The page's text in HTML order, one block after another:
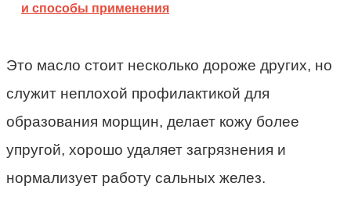
и способы применения
Это масло стоит несколько дороже других, но
служит неплохой профилактикой для
образования морщин, делает кожу более
упругой, хорошо удаляет загрязнения и
нормализует работу сальных желез.